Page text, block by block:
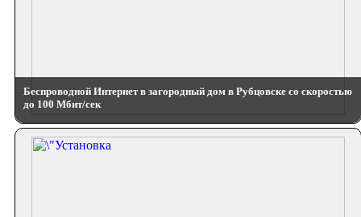
Беспроводной Интернет в загородный дом в Рубцовске со скоростью
до 100 Мбит/сек